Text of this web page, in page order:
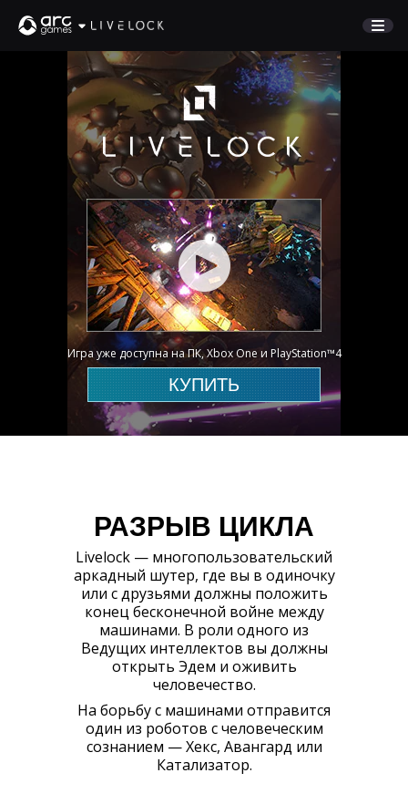
СЮЖЕТ
ПЕРСОНАЖИ
Хекс
Авангард
Катализатор
МАТЕРИАЛЫ
ПОДДЕРЖКА
English
Deutsch
Français
Pусский
Игра уже доступна на ПК, Xbox One и PlayStation™4
КУПИТЬ
РАЗРЫВ ЦИКЛА
Livelock — многопользовательский
аркадный шутер, где вы в одиночку
или с друзьями должны положить
конец бесконечной войне между
машинами. В роли одного из
Ведущих интеллектов вы должны
открыть Эдем и оживить
человечество.
На борьбу с машинами отправится
один из роботов с человеческим
сознанием — Хекс, Авангард или
Катализатор.